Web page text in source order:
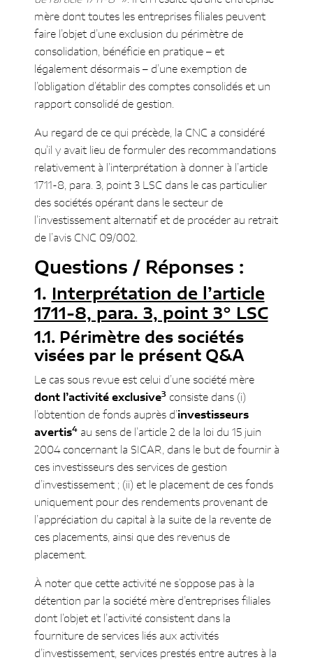
mère dont toutes les entreprises filiales peuvent
faire l’objet d’une exclusion du périmètre de
consolidation, bénéficie en pratique – et
légalement désormais – d’une exemption de
l’obligation d’établir des comptes consolidés et un
rapport consolidé de gestion.
Au regard de ce qui précède, la CNC a considéré
qu’il y avait lieu de formuler des recommandations
relativement à l’interprétation à donner à l’article
1711-8, para. 3, point 3 LSC dans le cas particulier
des sociétés opérant dans le secteur de
l’investissement alternatif et de procéder au retrait
de l’avis CNC 09/002.
Questions / Réponses :
Interprétation de l’article
1711-8, para. 3, point 3° LSC
Périmètre des sociétés
visées par le présent Q&A
Le cas sous revue est celui d’une société mère
dont l’activité exclusive3consiste dans (i)
l’obtention de fonds auprès d’investisseurs
avertis4au sens de l’article 2 de la loi du 15 juin
2004 concernant la SICAR, dans le but de fournir à
ces investisseurs des services de gestion
d’investissement ; (ii) et le placement de ces fonds
uniquement pour des rendements provenant de
l’appréciation du capital à la suite de la revente de
ces placements, ainsi que des revenus de
placement.
À noter que cette activité ne s’oppose pas à la
détention par la société mère d’entreprises filiales
dont l’objet et l’activité consistent dans la
fourniture de services liés aux activités
d’investissement, services prestés entre autres à la